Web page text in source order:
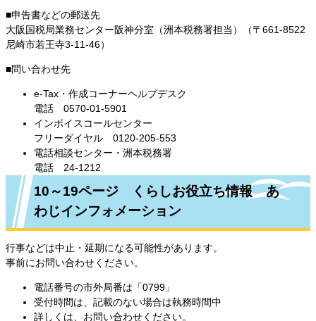
■申告書などの郵送先
大阪国税局業務センター阪神分室（洲本税務署担当）（〒661-8522
尼崎市若王寺3-11-46）
■問い合わせ先
e-Tax・作成コーナーヘルプデスク
電話 0570-01-5901
インボイスコールセンター
フリーダイヤル 0120-205-553
電話相談センター・洲本税務署
電話 24-1212
10～19ページ くらしお役立ち情報 あ
わじインフォメーション
行事などは中止・延期になる可能性があります。
事前にお問い合わせください。
電話番号の市外局番は「0799」
受付時間は、記載のない場合は執務時間中
詳しくは、お問い合わせください。